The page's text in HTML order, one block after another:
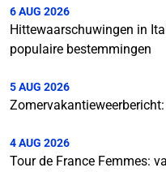
6 AUG 2026
Hittewaarschuwingen in
populaire bestemmingen
5 AUG 2026
4 AUG 2026
Tour de France Femmes: